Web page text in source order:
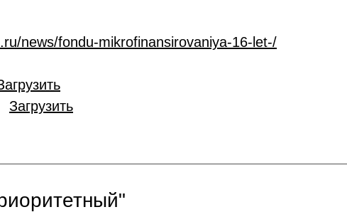
news/fondu-mikrofinansirovaniya-16-let-/
Загрузить